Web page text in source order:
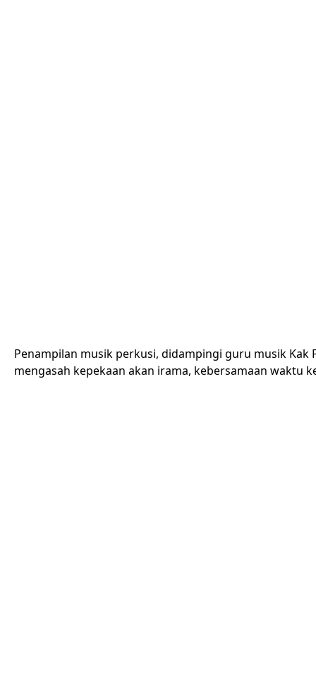
Penampilan musik perkusi, didampingi guru musik
mengasah kepekaan akan irama, kebersamaan waktu